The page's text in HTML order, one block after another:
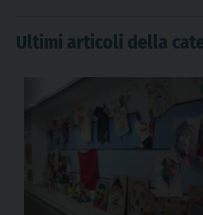
Ultimi articoli della